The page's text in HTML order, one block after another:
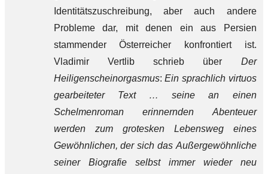
Identitätszuschreibung, aber auch andere
Probleme dar, mit denen ein aus Persien
stammender Österreicher konfrontiert ist.
Vladimir Vertlib schrieb über Der
Heiligenscheinorgasmus: Ein sprachlich virtuos
gearbeiteter Text … seine an einen
Schelmenroman erinnernden Abenteuer
werden zum grotesken Lebensweg eines
Gewöhnlichen, der sich das Außergewöhnliche
seiner Biografie selbst immer wieder neu